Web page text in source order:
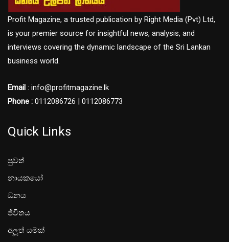
Profit Magazine, a trusted publication by Right Media (Pvt) Ltd,
is your premier source for insightful news, analysis, and
interviews covering the dynamic landscape of the Sri Lankan
business world.
Email : info@profitmagazine.lk
Phone : 0112086726 | 0112086773
Quick Links
පුවත්
නායකයෝ
ධනය
ජීවිතය
අලූත් යමක්